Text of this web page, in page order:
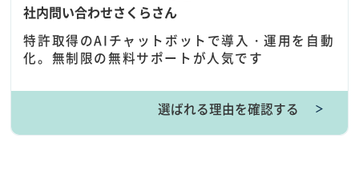
社内問い合わせさくらさん
特許取得のAIチャットボットで導入・運用を自動
化。無制限の無料サポートが人気です
選ばれる理由を確認する ＞